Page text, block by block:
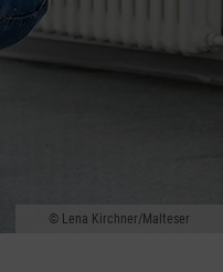
Lena Kirchner/Malteser